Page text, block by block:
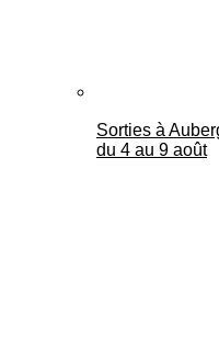
Sorties à
du 4 au 9 août